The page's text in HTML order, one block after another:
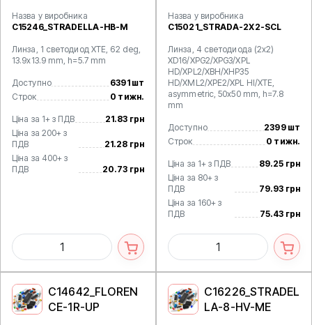
Назва у виробника
C15246_STRADELLA-HB-M
Линза, 1 светодиод XTE, 62 deg,
13.9x13.9 mm, h=5.7 mm
Доступно
6391 шт
Строк
0 тижн.
Ціна за 1+ з ПДВ
21.83 грн
Ціна за 200+ з
ПДВ
21.28 грн
Ціна за 400+ з
ПДВ
20.73 грн
Назва у виробника
C15021_STRADA-2X2-SCL
Линза, 4 светодиода (2x2)
XD16/XPG2/XPG3/XPL
HD/XPL2/XBH/XHP35
HD/XML2/XPE2/XPL HI/XTE,
asymmetric, 50x50 mm, h=7.8
mm
Доступно
2399 шт
Строк
0 тижн.
Ціна за 1+ з ПДВ
89.25 грн
Ціна за 80+ з
ПДВ
79.93 грн
Ціна за 160+ з
ПДВ
75.43 грн
C14642_FLOREN
CE-1R-UP
C16226_STRADEL
LA-8-HV-ME